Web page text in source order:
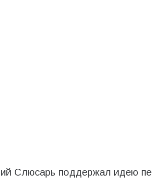
Слюсарь поддержал идею